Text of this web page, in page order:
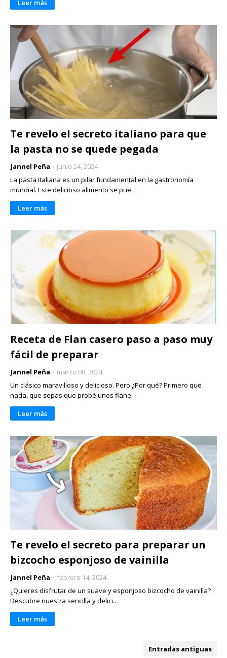
Leer más
Te revelo el secreto italiano para que
la pasta no se quede pegada
Jannel Peña
junio 24, 2024
La pasta italiana es un pilar fundamental en la gastronomía
mundial. Este delicioso alimento se pue…
Leer más
Receta de Flan casero paso a paso muy
fácil de preparar
Jannel Peña
marzo 08, 2024
Un clásico maravilloso y delicioso. Pero ¿Por qué? Primero que
nada, que sepas que probé unos flane…
Leer más
Te revelo el secreto para preparar un
bizcocho esponjoso de vainilla
Jannel Peña
febrero 14, 2024
¿Quieres disfrutar de un suave y esponjoso bizcocho de vainilla?
Descubre nuestra sencilla y delici…
Leer más
Entradas antiguas